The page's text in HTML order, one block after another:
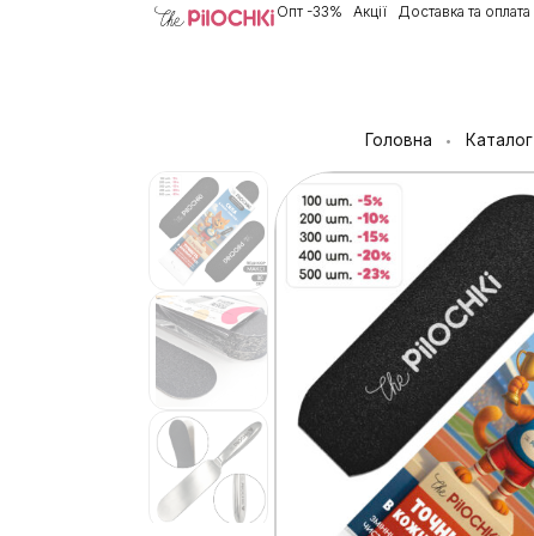
Опт -33% Акції
Доставка та оплата
Головна • Каталог